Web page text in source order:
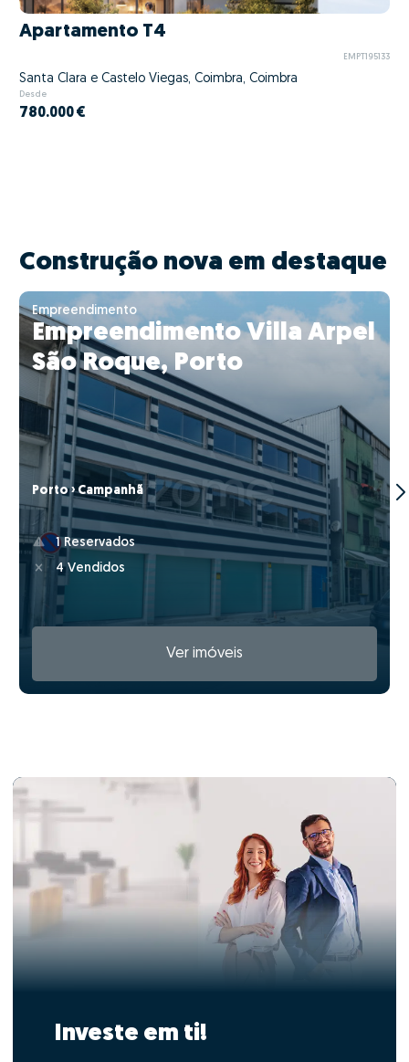
Apartamento T4
EMPT195133
Santa Clara e Castelo Viegas, Coimbra, Coimbra
Desde
780.000 €
Construção nova em destaque
Empreendimento
Empreendimento Villa Arpel
São Roque, Porto
Porto › Campanhã
1 Reservados
4 Vendidos
Ver imóveis
Investe em ti!